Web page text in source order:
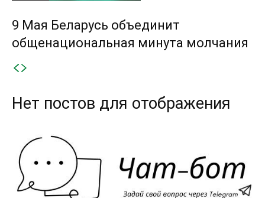
9 Мая Беларусь объединит
общенациональная минута молчания
Нет постов для отображения